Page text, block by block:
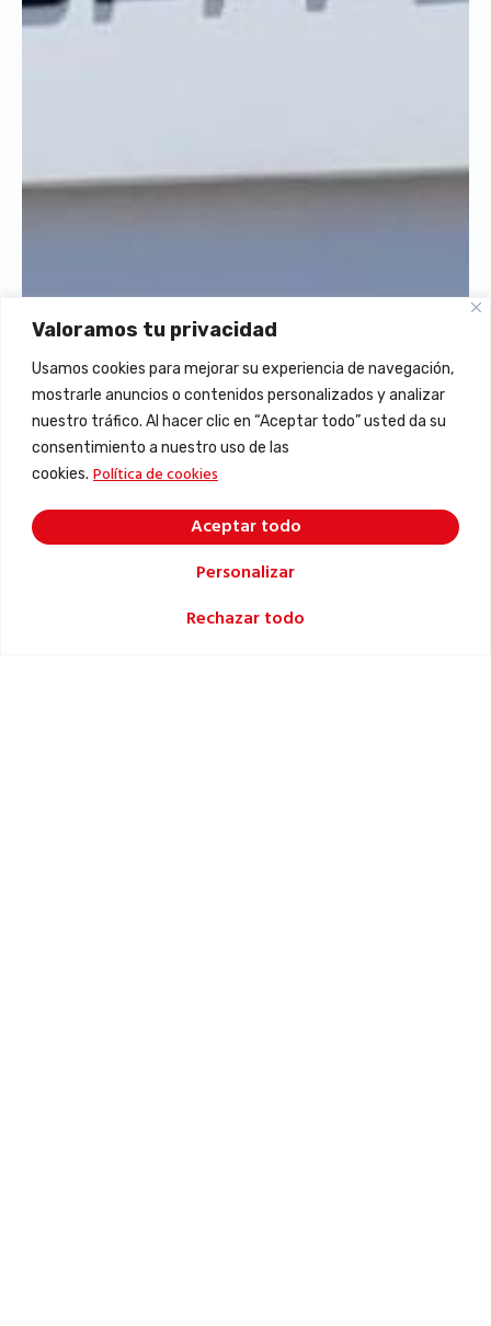
Valoramos tu privacidad
Usamos cookies para mejorar su experiencia de navegación,
mostrarle anuncios o contenidos personalizados y analizar
nuestro tráfico. Al hacer clic en “Aceptar todo” usted da su
consentimiento a nuestro uso de las
cookies. Política de cookies
Personalizar
Rechazar todo
Aceptar todo